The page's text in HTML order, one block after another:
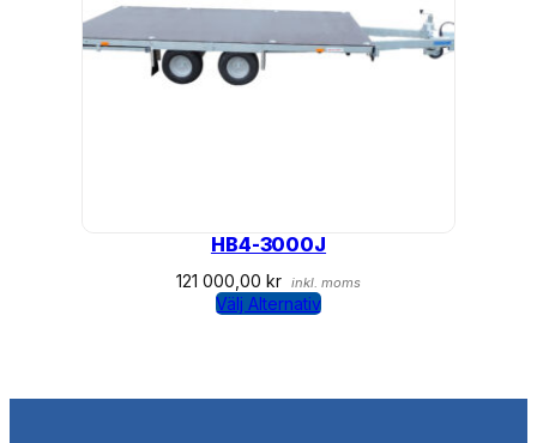
HB4-3000J
121 000,00 kr inkl. moms
Välj Alternativ